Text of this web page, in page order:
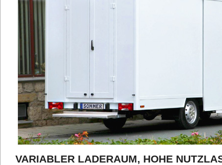
VARIABLER LADERAUM, HOHE